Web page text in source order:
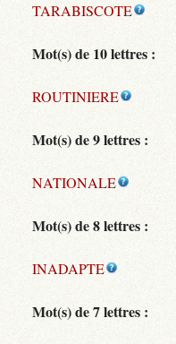
TARABISCOTE
Mot(s) de 10 lettres :
ROUTINIERE
Mot(s) de 9 lettres :
NATIONALE
Mot(s) de 8 lettres :
INADAPTE
Mot(s) de 7 lettres :